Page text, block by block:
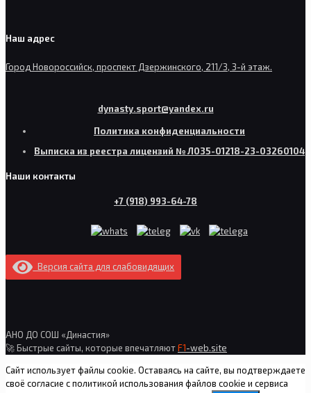
Наш адрес
Город Новороссийск, проспект Дзержинского, 211/3, 3-й этаж.
dynasty.sport@yandex.ru
Политика конфиденциальности
Выписка из реестра лицензий № Л035-01218-23-03260104
Наши контакты
+7 (918) 993-64-78
Версия сайта для слабовидящих
АНО ДО СОШ «Династия»
🚀 Быстрые сайты, которые впечатляютF1-web.site
Сайт использует файлы cookie. Оставаясь на сайте, вы подтверждаете
своё согласие с политикой использования файлов cookie и сервиса